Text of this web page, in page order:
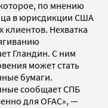
по мнению
в юрисдикции США
клиентов. Нехватка
Гландин. С ним
может стать
бумаги.
сообщает СПБ
для OFAC», —